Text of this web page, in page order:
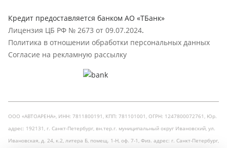
Кредит предоставляется банком АО «ТБанк»
Лицензия ЦБ РФ № 2673 от 09.07.2024.
Политика в отношении обработки персональных данных
Согласие на рекламную рассылку
ООО «АВТОАРЕНА», ИНН: 7811800191, КПП: 781101001, ОГРН: 1247800072761, Юр.
адрес: 192131, г. Санкт-Петербург, вн.тер.г. муниципальный округ Ивановский, ул.
Ивановская, д. 24, к.2, литера Б, помещ. 1-Н, оф. 7-1, Физ. адрес: г. Санкт-Петербург,